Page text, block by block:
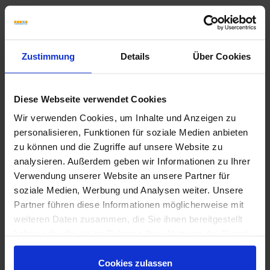
Zustimmung Details Über Cookies
Diese Webseite verwendet Cookies
Wir verwenden Cookies, um Inhalte und Anzeigen zu
personalisieren, Funktionen für soziale Medien anbieten
zu können und die Zugriffe auf unsere Website zu
analysieren. Außerdem geben wir Informationen zu Ihrer
Verwendung unserer Website an unsere Partner für
soziale Medien, Werbung und Analysen weiter. Unsere
Partner führen diese Informationen möglicherweise mit
weiteren Daten zusammen, die Sie ihnen bereitgestellt
gesammelt haben.
Cookies zulassen
Weitere Serien von Dune Ceramica
Fliesenkleber
Showroom